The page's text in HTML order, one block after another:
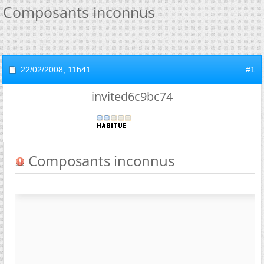
Composants inconnus
22/02/2008, 11h41 #1
invited6c9bc74
Composants inconnus